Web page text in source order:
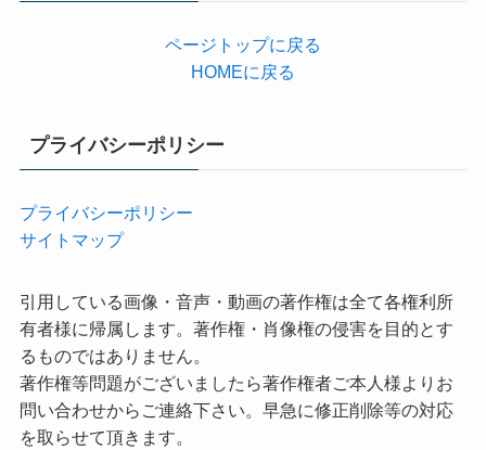
ページトップに戻る
HOMEに戻る
プライバシーポリシー
プライバシーポリシー
サイトマップ
引用している画像・音声・動画の著作権は全て各権利所
有者様に帰属します。著作権・肖像権の侵害を目的とす
るものではありません。
著作権等問題がございましたら著作権者ご本人様よりお
問い合わせからご連絡下さい。早急に修正削除等の対応
を取らせて頂きます。